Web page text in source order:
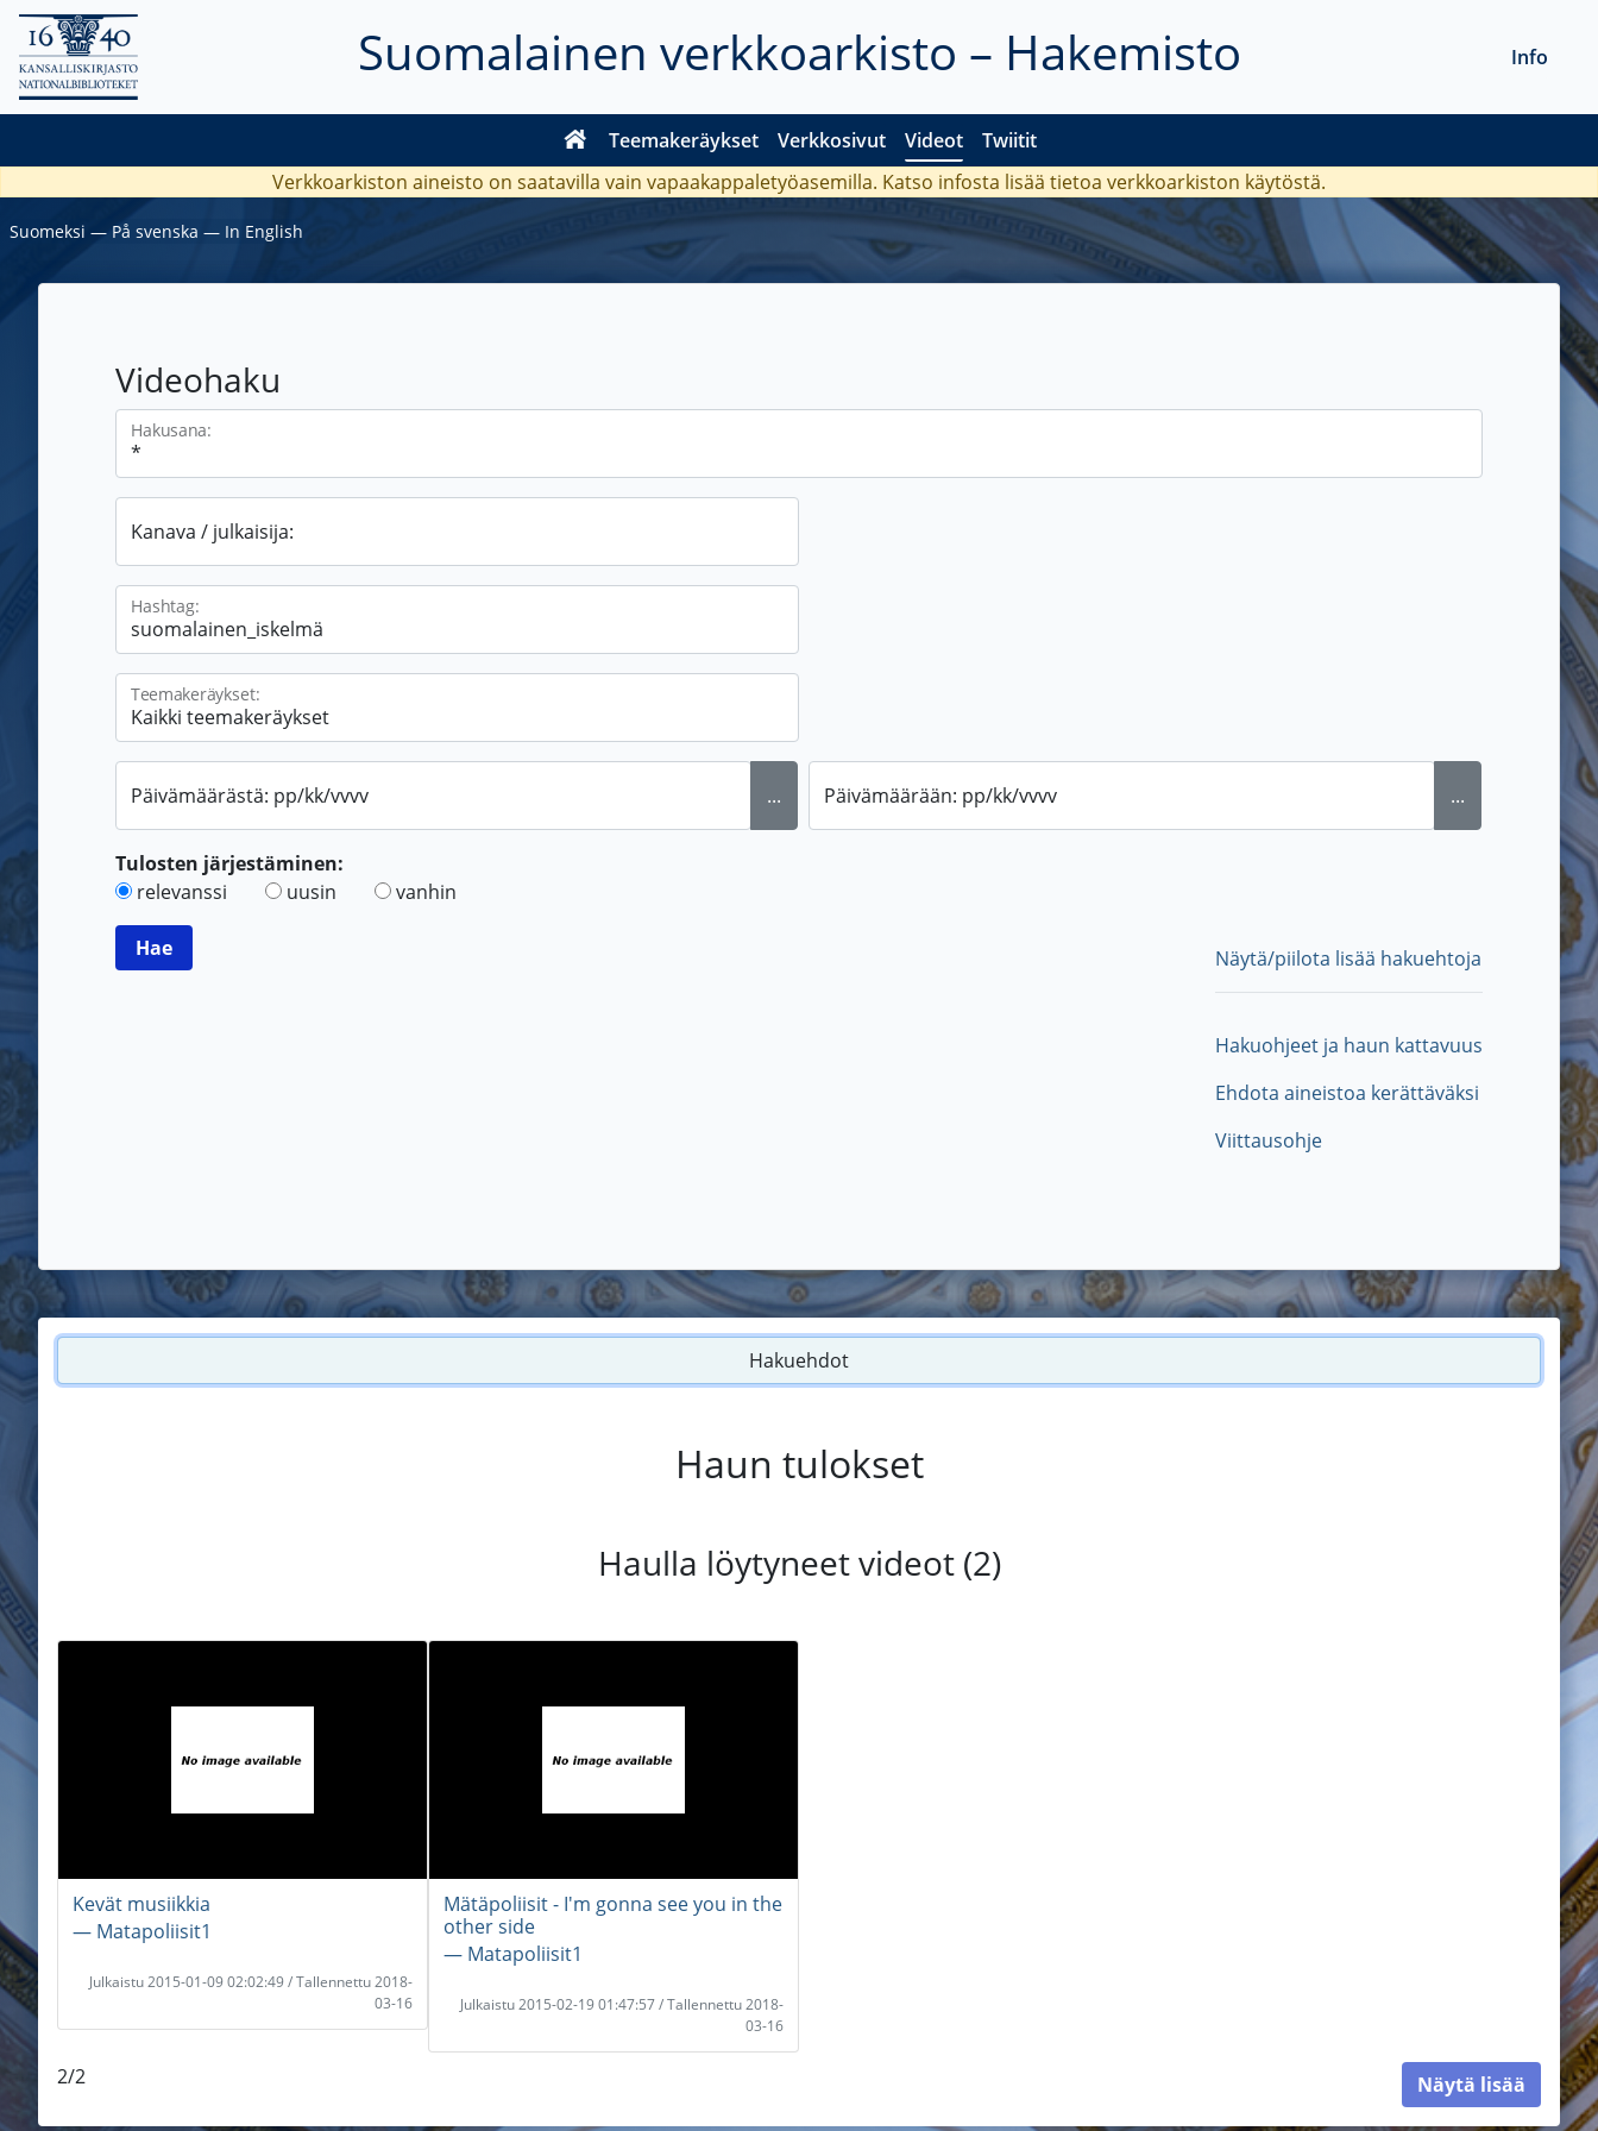
Suomalainen verkkoarkisto – Hakemisto
Teemakeräykset Verkkosivut Videot Twiitit
Info
Verkkoarkiston aineisto on saatavilla vain vapaakappaletyöasemilla. Katso infosta lisää tietoa verkkoarkiston käytöstä.
Suomeksi ― På svenska ― In English
Videohaku
Hakusana:
Kanava / julkaisija:
Hashtag:
Teemakeräykset:
Päivämäärästä: pp/kk/vvvv ... Päivämäärään: pp/kk/vvvv ...
Tulosten järjestäminen:
relevanssi
uusin vanhin
Näytä/piilota lisää hakuehtoja
Hakuohjeet ja haun kattavuus
Ehdota aineistoa kerättäväksi
Viittausohje
Hakuehdot
Haun tulokset
Haulla löytyneet videot (2)
Kevät musiikkia
― Matapoliisit1
Julkaistu 2015-01-09 02:02:49 / Tallennettu 2018-
03-16
Mätäpoliisit - I'm gonna see you in the
other side
― Matapoliisit1
Julkaistu 2015-02-19 01:47:57 / Tallennettu 2018-
03-16
2/2 Näytä lisää